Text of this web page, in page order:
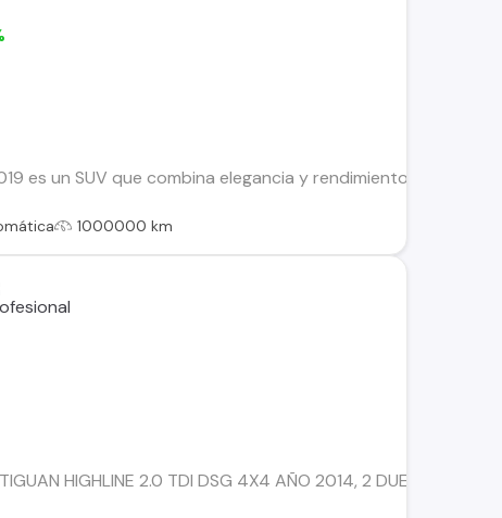
es un SUV que combina elegancia y rendimiento. Con un
1000000 km
HIGHLINE 2.0 TDI DSG 4X4 AÑO 2014, 2 DUEÑOS,